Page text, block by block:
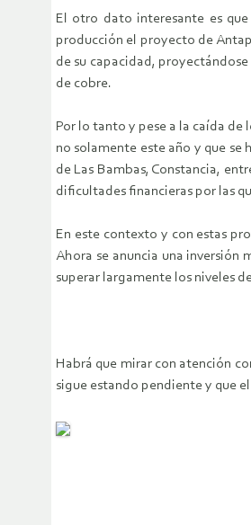
El otro dato interesante es
producción el proyecto de
de su capacidad,
de cobre.
Por lo tanto y pese a la caída
no solamente este año y que
de Las Bambas, Constancia,
dificultades financieras por las
En este contexto y con estas
Ahora se anuncia una inversión
superar largamente los niveles
Habrá que mirar con atención
sigue estando pendiente y que